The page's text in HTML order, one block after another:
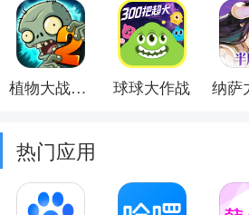
植物大战僵尸2 球球大作战
热门应用